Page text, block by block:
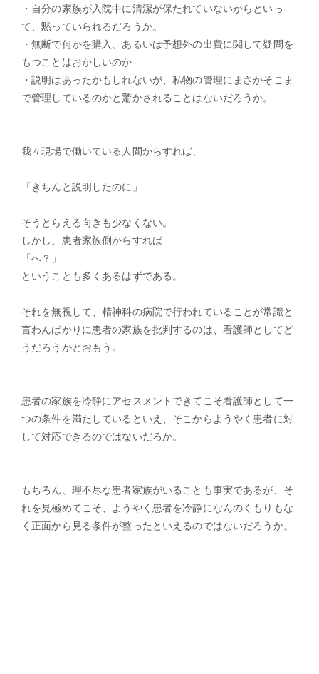
・自分の家族が入院中に清潔が保たれていないからといっ
て、黙っていられるだろうか。
・無断で何かを購入、あるいは予想外の出費に関して疑問を
もつことはおかしいのか
・説明はあったかもしれないが、私物の管理にまさかそこま
で管理しているのかと驚かされることはないだろうか。
我々現場で働いている人間からすれば、
「きちんと説明したのに」
そうとらえる向きも少なくない。
しかし、患者家族側からすれば
「へ？」
ということも多くあるはずである。
それを無視して、精神科の病院で行われていることが常識と
言わんばかりに患者の家族を批判するのは、看護師としてど
うだろうかとおもう。
患者の家族を冷静にアセスメントできてこそ看護師として一
つの条件を満たしているといえ、そこからようやく患者に対
して対応できるのではないだろか。
もちろん、理不尽な患者家族がいることも事実であるが、そ
れを見極めてこそ、ようやく患者を冷静になんのくもりもな
く正面から見る条件が整ったといえるのではないだろうか。